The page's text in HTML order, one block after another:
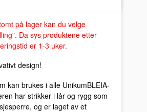
på lager kan du velge
Da sys produktene etter
er 1-3 uker.
design!
kan brukes i alle UnikumBLEIA-
har strikker i lår og rygg som
og er laget av et